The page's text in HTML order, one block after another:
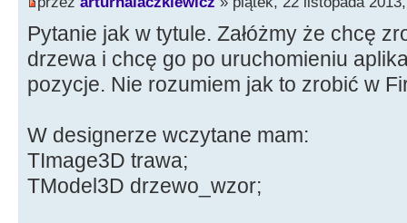
Pytanie jak w tytule. Załóżmy że chcę
drzewa i chcę go po uruchomieniu
pozycje. Nie rozumiem jak to zrobić w
W designerze wczytane mam:
TImage3D trawa;
TModel3D drzewo_wzor;